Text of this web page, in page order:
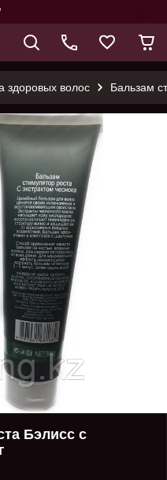
здоровых волос Бальзам
Бэлисс с